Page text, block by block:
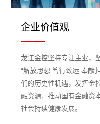
企业价值观
龙江金控坚持专注主业，
“解放思想 笃行致远 奉献
们的历史性机遇，发挥金
融资源，推动国有金融资
社会持续健康发展。